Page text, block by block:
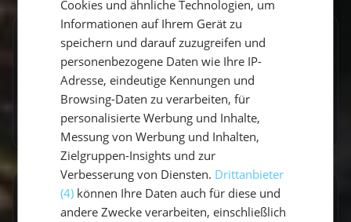
Entdecke ähnliche Törns
Finde deinen perfekten Segeltörn
Törns ansehen
Artikel teilen
Cookies und ähnliche Technologien, um
Informationen auf Ihrem Gerät zu
speichern und darauf zuzugreifen und
personenbezogene Daten wie Ihre IP-
Adresse, eindeutige Kennungen und
Browsing-Daten zu verarbeiten, für
personalisierte Werbung und Inhalte,
Messung von Werbung und Inhalten,
Zielgruppen-Insights und zur
Verbesserung von Diensten. Drittanbieter
(4) können Ihre Daten auch für diese und
andere Zwecke verarbeiten, einschließlich